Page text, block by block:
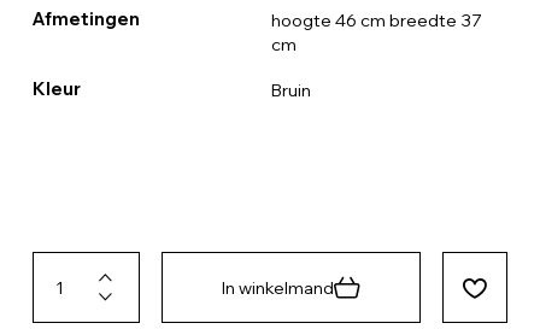
Afmetingen
hoogte 46 cm breedte 37
cm
Kleur Bruin
In winkelmand